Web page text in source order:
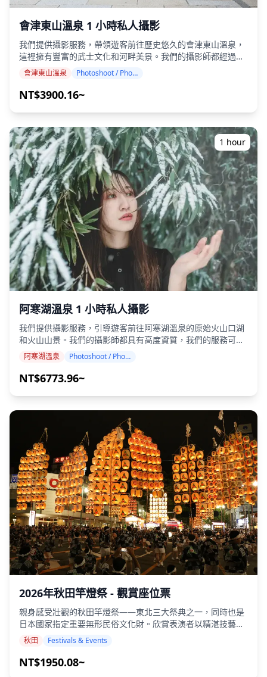
1d640eadf33a.png) ![]
(https://assets.hldycdn.com/0e7ab056-dc5f-455b-939e-
ca9464c78535.jpg) ![]
(https://assets.hldycdn.com/2c754075-ae90-40e6-84da-
6ad96627485d.jpg) ![]
(https://assets.hldycdn.com/e5e947bc-28cb-4ea7-ac68-
數據（100+原始文件） ・根據要求對最多10張照片進行色彩
（如適用，攝影師的門票費用由客戶承擔。） ・客戶前往拍攝
地點的交通費用 ・如果客戶希望在多個地點拍攝，預約時間內
攝影師在各地點之間移動的交通費用由客戶承擔。 ・如果請求
的拍攝地點位於偏遠地區，可能會收取額外費用 （如適用，將
提前通知您。） ・其他個人消費 **預約前/後注意事項** ・
預約確認後，您將被邀請加入與指定攝影師的LINE群聊，以確
保拍攝期間溝通順暢。 請提前安裝LINE應用程式。（如果您
在使用LINE時遇到任何問題，請告知我們。） ・如果您希望
在度假村、餐廳、酒店或其他需要事先許可的場所拍攝，請務
必自行提前獲得必要的拍攝許可。
會津東山溫泉 1 小時私人攝影
我們提供攝影服務，帶領遊客前往歷史悠久的會津東山溫泉，
這裡擁有豐富的武士文化和河畔美景。我們的攝影師都經過嚴
格挑選，能配合您的旅行行程，捕捉自然構圖，並在傳統木造
旅館、歷史武士遺跡、河谷景觀和文化遺產景點中找到理想的
拍攝地點。（請與我們分享您喜歡的拍攝地點！） 攝影服務可
將安排一位能說英語/日語的攝影師。 原始的 100 多張照片檔
案將在一周內交付，您可以選擇您最喜歡的 10 張照片進行重
新交付。我們會進行調整以喚起特定的氛圍，如果需要，可以
調整情緒和顏色。 讓我們透過我們的攝影服務捕捉您在會津東
山溫泉的特別時刻！ ◆ 重要資訊： ・如果您在預定的集合時
間遲到，拍攝時間和交付的照片數量可能會減少。 ・如果在預
定日期前 3 天預測拍攝地點會下雨，或者在拍攝當天意外下
雨，則有三個選項可供選擇：（1）重新安排日期和時間，
（2）更改地點，或（3）取消拍攝。 ![]
(https://assets.hldycdn.com/11a777ce-3c0e-4ff2-ba55-
4ee677460467.jpg) ![]
(https://assets.hldycdn.com/9363f911-9a03-46b9-9eb7-
07c1e6377135.jpg)
會津東山溫泉 Photoshoot / Photo tour
NT$3900.16~
1 hour
阿寒湖溫泉 1 小時私人攝影
我們提供攝影服務，引導遊客前往阿寒湖溫泉的原始火山口湖
和火山山景。我們的攝影師都具有高度資質，我們的服務可以
配合您的旅行行程，捕捉鈷藍色阿寒湖的自然構圖，以及獨特
的綠球藻、雄阿寒岳和雌阿寒岳火山峰，以及愛努文化元素。
攝影服務可在阿寒湖溫泉的任何地方進行，最多可提前 3 天預
張照片檔案將在一周內交付，您可以選擇您最喜歡的 10 張照
片進行重新交付。我們會進行修正，以喚起原始荒野的氛圍，
如果需要，可以調整情緒和色彩。 讓我們透過我們的攝影服務
捕捉您在阿寒湖溫泉的特別時刻！ ◆ 重要資訊： ・如果您在
預定的會面時間遲到，拍攝時間和交付的照片數量可能會減
少。 ・如果在預定日期前 3 天預測拍攝地點會下雨，或者如果
在拍攝當天下雨，則有三個選項可供選擇：（1）重新安排日
期和時間，（2）更改地點，或（3）取消拍攝。 ![]
(https://assets.hldycdn.com/1494b675-c359-4e76-be2d-
e9b828705dba.png) ![]
(https://assets.hldycdn.com/1934fc1d-c4ae-4044-b4c1-
d80239dd2bbb.jpg)
阿寒湖溫泉 Photoshoot / Photo tour
NT$6773.96~
2026年秋田竿燈祭 - 觀賞座位票
親身感受壯觀的秋田竿燈祭——東北三大祭典之一，同時也是
日本國家指定重要無形民俗文化財。欣賞表演者以精湛技藝，
在夏夜星空下高舉綴滿燈籠的巨大竹竿，場面震撼人心。請儘
早預訂，以免向隅！ 在秋田竿燈祭中體驗標誌性的竿燈表演！
以預留座位欣賞日本最著名的祭典之一——秋田竿燈祭，視野
秋田 Festivals & Events
NT$1950.08~